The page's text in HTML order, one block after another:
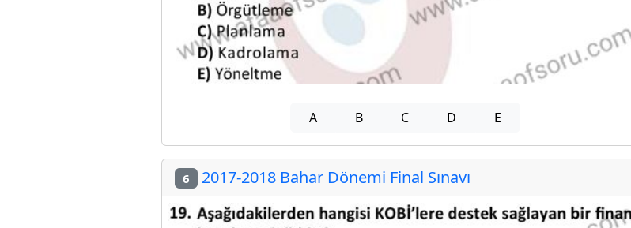
A B C D E
6 2017-2018 Bahar Dönemi Final Sınavı